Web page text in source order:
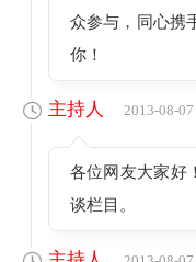
众参与，同心携
你！
主持人 2013-08-
各位网友大家好
谈栏目。